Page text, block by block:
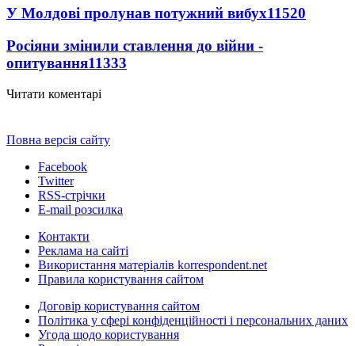
У Молдові пролунав потужний вибух11520
Росіяни змінили ставлення до війни -
опитування11333
Читати коментарі
Повна версія сайту
Facebook
Twitter
RSS-стрічки
E-mail розсилка
Контакти
Реклама на сайті
Використання матеріалів korrespondent.net
Правила користування сайтом
Договір користування сайтом
Політика у сфері конфіденційності і персональних даних
Угода щодо користування